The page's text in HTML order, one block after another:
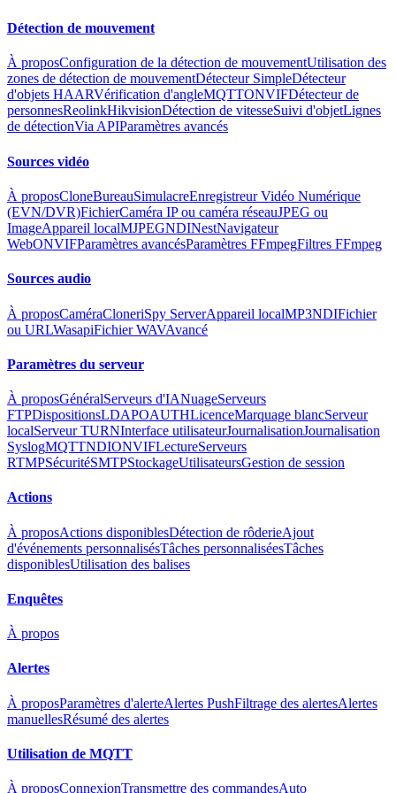
Détection de mouvement
À proposConfiguration de la détection de mouvementUtilisation des
zones de détection de mouvementDétecteur SimpleDétecteur
d'objets HAARVérification d'angleMQTTONVIFDétecteur de
personnesReolinkHikvisionDétection de vitesseSuivi d'objetLignes
de détectionVia APIParamètres avancés
Sources vidéo
À proposCloneBureauSimulacreEnregistreur Vidéo Numérique
(EVN/DVR)FichierCaméra IP ou caméra réseauJPEG ou
ImageAppareil localMJPEGNDINestNavigateur
WebONVIFParamètres avancésParamètres FFmpegFiltres FFmpeg
Sources audio
À proposCaméraCloneriSpy ServerAppareil localMP3NDIFichier
ou URLWasapiFichier WAVAvancé
Paramètres du serveur
À proposGénéralServeurs d'IANuageServeurs
FTPDispositionsLDAPOAUTHLicenceMarquage blancServeur
localServeur TURNInterface utilisateurJournalisationJournalisation
SyslogMQTTNDIONVIFLectureServeurs
RTMPSécuritéSMTPStockageUtilisateursGestion de session
Actions
À proposActions disponiblesDétection de rôderieAjout
d'événements personnalisésTâches personnaliséesTâches
disponiblesUtilisation des balises
Enquêtes
À propos
Alertes
À proposParamètres d'alerteAlertes PushFiltrage des alertesAlertes
manuellesRésumé des alertes
Utilisation de MQTT
À proposConnexionTransmettre des commandesAuto